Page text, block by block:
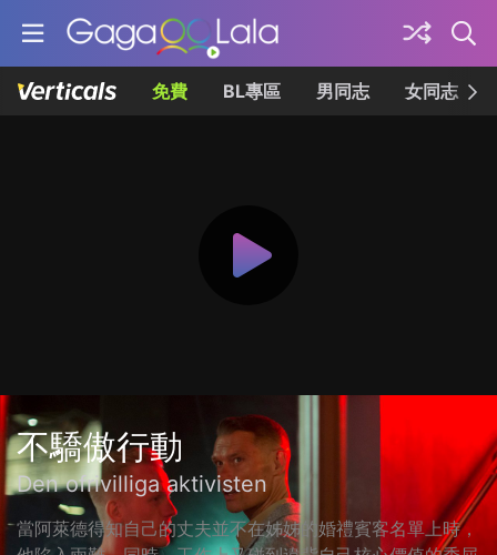
免費 BL專區 男同志 女同志
不驕傲行動
Den ofrivilliga aktivisten
當阿萊德得知自己的丈夫並不在姊姊的婚禮賓客名單上時，